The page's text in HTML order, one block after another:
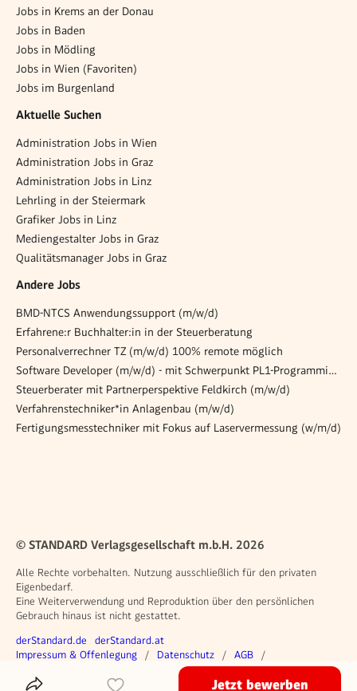
Jobs in Krems an der Donau
Jobs in Baden
Jobs in Mödling
Jobs in Wien (Favoriten)
Jobs im Burgenland
Aktuelle Suchen
Administration Jobs in Wien
Administration Jobs in Graz
Administration Jobs in Linz
Lehrling in der Steiermark
Grafiker Jobs in Linz
Mediengestalter Jobs in Graz
Qualitätsmanager Jobs in Graz
Andere Jobs
BMD-NTCS Anwendungssupport (m/w/d)
Erfahrene:r Buchhalter:in in der Steuerberatung
Personalverrechner TZ (m/w/d) 100% remote möglich
Software Developer (m/w/d) - mit Schwerpunkt PL1-Programmierung
Steuerberater mit Partnerperspektive Feldkirch (m/w/d)
Verfahrenstechniker*in Anlagenbau (m/w/d)
Fertigungsmesstechniker mit Fokus auf Laservermessung (w/m/d)
Jetzt bewerben
© STANDARD Verlagsgesellschaft m.b.H. 2026
Alle Rechte vorbehalten. Nutzung ausschließlich für den privaten
Eigenbedarf.
Eine Weiterverwendung und Reproduktion über den persönlichen
Gebrauch hinaus ist nicht gestattet.
Weitere Angebote
derStandard.de derStandard.at
Rechtliches
Impressum & Offenlegung Datenschutz
AGB